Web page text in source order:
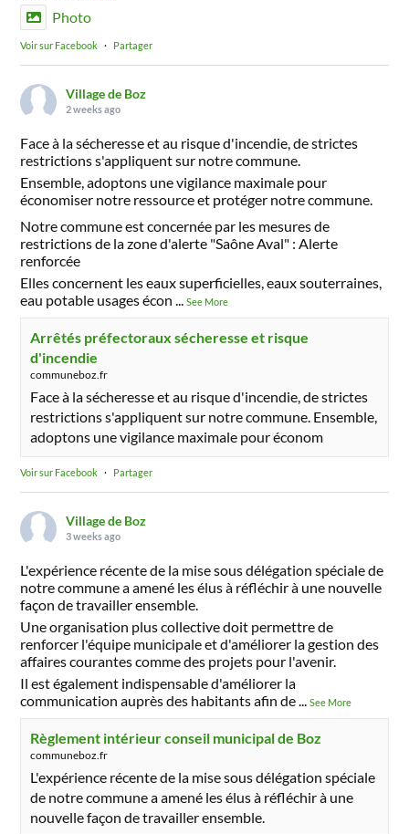
Photo
Voir sur Facebook · Partager
Village de Boz
2 weeks ago
Face à la sécheresse et au risque d'incendie, de strictes
restrictions s'appliquent sur notre commune.
Ensemble, adoptons une vigilance maximale pour
économiser notre ressource et protéger notre commune.
Notre commune est concernée par les mesures de
restrictions de la zone d'alerte "Saône Aval" : Alerte
renforcée
Elles concernent les eaux superficielles, eaux souterraines,
eau potable usages écon ...See More
Arrêtés préfectoraux sécheresse et risque
d'incendie
communeboz.fr
Face à la sécheresse et au risque d'incendie, de strictes
restrictions s'appliquent sur notre commune. Ensemble,
adoptons une vigilance maximale pour économ
Voir sur Facebook · Partager
Village de Boz
3 weeks ago
L'expérience récente de la mise sous délégation spéciale de
notre commune a amené les élus à réfléchir à une nouvelle
façon de travailler ensemble.
Une organisation plus collective doit permettre de
renforcer l'équipe municipale et d'améliorer la gestion des
affaires courantes comme des projets pour l'avenir.
Il est également indispensable d'améliorer la
communication auprès des habitants afin de...See More
Règlement intérieur conseil municipal de Boz
communeboz.fr
L'expérience récente de la mise sous délégation spéciale
de notre commune a amené les élus à réfléchir à une
nouvelle façon de travailler ensemble.